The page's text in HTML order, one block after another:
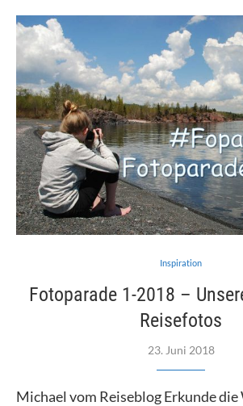
Inspiration
Fotoparade 1-2018 –
Reisefotos
23. Juni 2018
Michael vom Reiseblog Erkunde